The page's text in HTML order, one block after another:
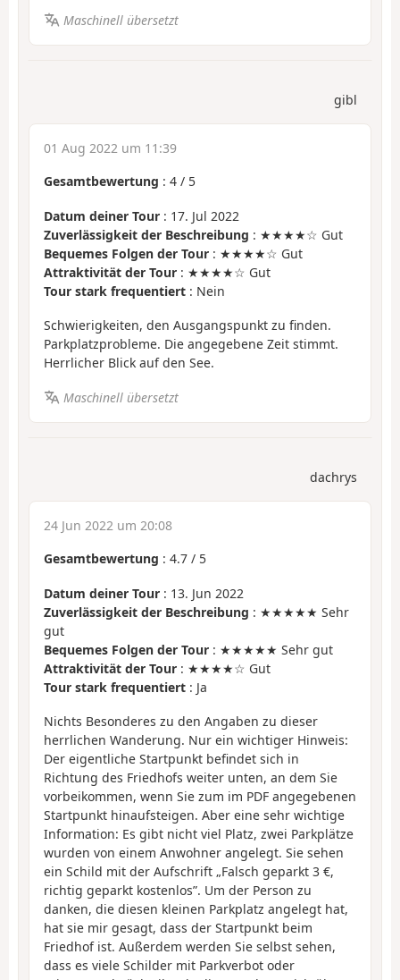
Maschinell übersetzt
gibl
01 Aug 2022 um 11:39
Gesamtbewertung : 4 / 5
Datum deiner Tour : 17. Jul 2022
Zuverlässigkeit der Beschreibung : ★★★★☆ Gut
Bequemes Folgen der Tour : ★★★★☆ Gut
Attraktivität der Tour : ★★★★☆ Gut
Tour stark frequentiert : Nein
Schwierigkeiten, den Ausgangspunkt zu finden.
Parkplatzprobleme. Die angegebene Zeit stimmt.
Herrlicher Blick auf den See.
Maschinell übersetzt
dachrys
24 Jun 2022 um 20:08
Gesamtbewertung : 4.7 / 5
Datum deiner Tour : 13. Jun 2022
Zuverlässigkeit der Beschreibung : ★★★★★ Sehr
gut
Bequemes Folgen der Tour : ★★★★★ Sehr gut
Attraktivität der Tour : ★★★★☆ Gut
Tour stark frequentiert : Ja
Nichts Besonderes zu den Angaben zu dieser
herrlichen Wanderung. Nur ein wichtiger Hinweis:
Der eigentliche Startpunkt befindet sich in
Richtung des Friedhofs weiter unten, an dem Sie
vorbeikommen, wenn Sie zum im PDF angegebenen
Startpunkt hinaufsteigen. Aber eine sehr wichtige
Information: Es gibt nicht viel Platz, zwei Parkplätze
wurden von einem Anwohner angelegt. Sie sehen
ein Schild mit der Aufschrift „Falsch geparkt 3 €,
richtig geparkt kostenlos”. Um der Person zu
danken, die diesen kleinen Parkplatz angelegt hat,
hat sie mir gesagt, dass der Startpunkt beim
Friedhof ist. Außerdem werden Sie selbst sehen,
dass es viele Schilder mit Parkverbot oder